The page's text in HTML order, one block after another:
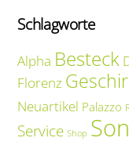
Schlagworte
Alpha Besteck
Florenz
Neuartikel Palazzo
Service Shop